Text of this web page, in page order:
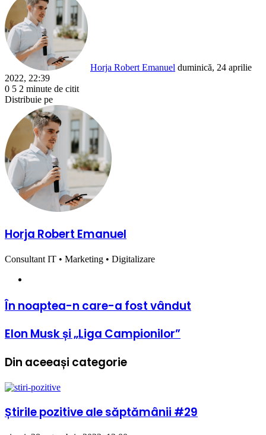
Horja Robert Emanuel duminică, 24 aprilie
2022, 22:39
0 5 2 minute de citit
Facebook
X
LinkedIn
Pinterest
Reddit
WhatsApp
Telegram
Share
Email
Distribuie pe
Facebook
LinkedIn
Pinterest
Email
Horja Robert Emanuel
Consultant IT • Marketing • Digitalizare
În
noaptea-
care-
fost
vândut
În noaptea-n care-a fost vândut
Elon
Musk
„Liga
Elon Musk și „Liga Campionilor”
Din aceeași categorie
Știrile pozitive ale săptămânii #29